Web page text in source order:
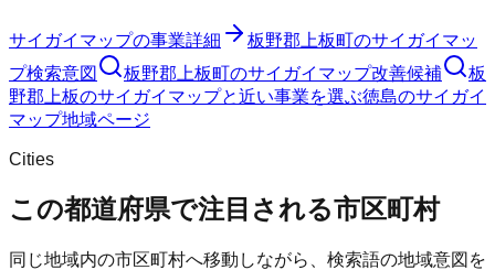
サイガイマップの事業詳細 板野郡上板町のサイガイマッ
プ検索意図 板野郡上板町のサイガイマップ改善候補
板
野郡上板のサイガイマップと近い事業を選ぶ徳島のサイガイ
マップ地域ページ
Cities
この都道府県で注目される市区町村
同じ地域内の市区町村へ移動しながら、検索語の地域意図を